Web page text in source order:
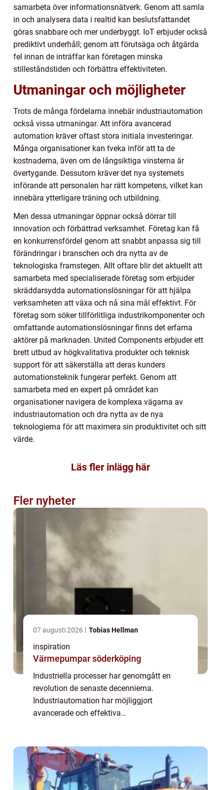
samarbeta över informationsnätverk. Genom att samla
in och analysera data i realtid kan beslutsfattandet
göras snabbare och mer underbyggt. IoT erbjuder också
prediktivt underhåll; genom att förutsäga och åtgärda
fel innan de inträffar kan företagen minska
stilleståndstiden och förbättra effektiviteten.
Utmaningar och möjligheter
Trots de många fördelarna innebär industriautomation
också vissa utmaningar. Att införa avancerad
automation kräver oftast stora initiala investeringar.
Många organisationer kan tveka inför att ta de
kostnaderna, även om de långsiktiga vinsterna är
övertygande. Dessutom kräver det nya systemets
införande att personalen har rätt kompetens, vilket kan
innebära ytterligare träning och utbildning.
Men dessa utmaningar öppnar också dörrar till
innovation och förbättrad verksamhet. Företag kan få
en konkurrensfördel genom att snabbt anpassa sig till
förändringar i branschen och dra nytta av de
teknologiska framstegen. Allt oftare blir det aktuellt att
samarbeta med specialiserade företag som erbjuder
skräddarsydda automationslösningar för att hjälpa
verksamheten att växa och nå sina mål effektivt. För
företag som söker tillförlitliga industrikomponenter och
omfattande automationslösningar finns det erfarna
aktörer på marknaden. United Components erbjuder ett
brett utbud av högkvalitativa produkter och teknisk
support för att säkerställa att deras kunders
automationsteknik fungerar perfekt. Genom att
samarbeta med en expert på området kan
organisationer navigera de komplexa vägarna av
industriautomation och dra nytta av de nya
teknologierna för att maximera sin produktivitet och sitt
värde.
Läs fler inlägg här
Fler nyheter
07 augusti 2026 Tobias Hellman
inspiration
Värmepumpar söderköping
Industriella processer har genomgått en
revolution de senaste decennierna.
Industriautomation har möjliggjort
avancerade och effektiva
Tekniken p&ari...